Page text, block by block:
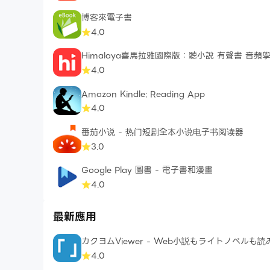
博客來電子書
4.0
Himalaya喜馬拉雅國際版：聽小說 有聲書 音頻
4.0
Amazon Kindle: Reading App
4.0
番茄小说 - 热门短剧全本小说电子书阅读器
3.0
Google Play 圖書 - 電子書和漫畫
4.0
最新應用
カクヨムViewer - Web小説もライトノベルも読
4.0